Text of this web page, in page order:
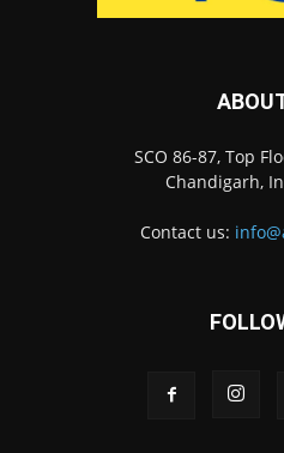
SCO 86-87, Top
Chandigarh,
Contact us: